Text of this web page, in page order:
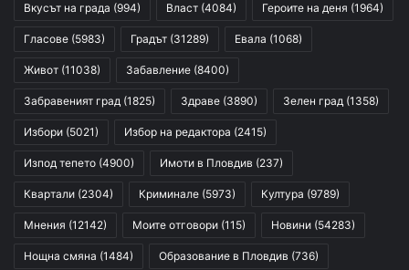
Вкусът на града (994) Власт (4084) Героите на деня (1964)
Гласове (5983) Градът (31289) Евала (1068)
Живот (11038) Забавление (8400)
Забравеният град (1825) Здраве (3890) Зелен град (1358)
Избори (5021) Избор на редактора (2415)
Изпод тепето (4900) Имоти в Пловдив (237)
Квартали (2304) Криминале (5973) Култура (9789)
Мнения (12142) Моите отговори (115) Новини (54283)
Нощна смяна (1484) Образование в Пловдив (736)